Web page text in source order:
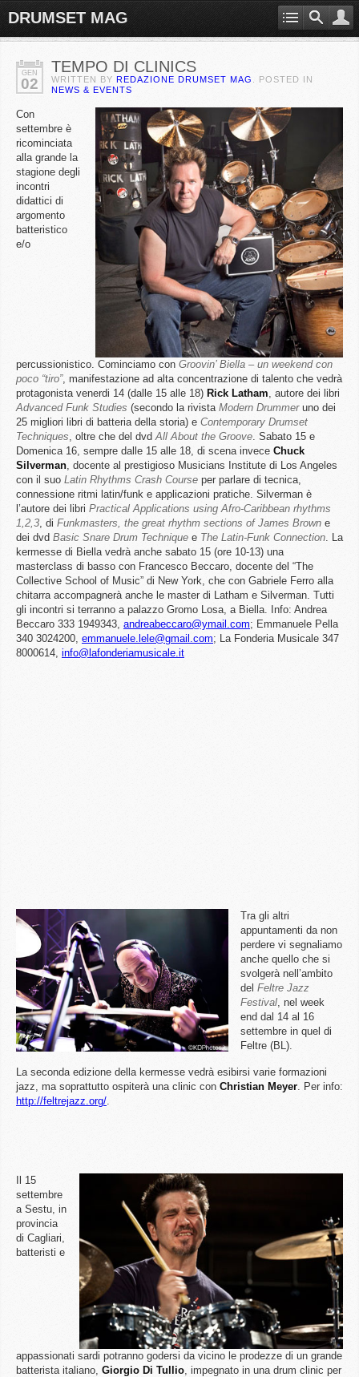
DRUMSET MAG
GEN
02
TEMPO DI CLINICS
WRITTEN BY REDAZIONE DRUMSET MAG
. POSTED IN
NEWS & EVENTS
Con
settembre è
ricominciata
alla grande la
stagione degli
incontri
didattici di
argomento
batteristico
e/o
percussionistico. Cominciamo con Groovin’ Biella – un weekend con
poco “tiro”, manifestazione ad alta concentrazione di talento che vedrà
protagonista venerdi 14 (dalle 15 alle 18) Rick Latham, autore dei libri
Advanced Funk Studies (secondo la rivista Modern Drummer uno dei
25 migliori libri di batteria della storia) e Contemporary Drumset
Techniques, oltre che del dvdAll About the Groove. Sabato 15 e
Domenica 16, sempre dalle 15 alle 18, di scena invece Chuck
Silverman, docente al prestigioso Musicians Institute di Los Angeles
con il suo Latin Rhythms Crash Course per parlare di tecnica,
connessione ritmi latin/funk e applicazioni pratiche. Silverman è
l’autore dei libri Practical Applications using Afro-Caribbean rhythms
1,2,3, di Funkmasters, the great rhythm sections of James Brown e
dei dvd Basic Snare Drum Technique e The Latin-Funk Connection. La
kermesse di Biella vedrà anche sabato 15 (ore 10-13) una
masterclass di basso con Francesco Beccaro, docente del “The
Collective School of Music” di New York, che con Gabriele Ferro alla
chitarra accompagnerà anche le master di Latham e Silverman. Tutti
gli incontri si terranno a palazzo Gromo Losa, a Biella. Info: Andrea
Beccaro 333 1949343, andreabeccaro@ymail.com; Emmanuele Pella
340 3024200, emmanuele.lele@gmail.com; La Fonderia Musicale 347
8000614, info@lafonderiamusicale.it
Tra gli altri
appuntamenti da non
perdere vi segnaliamo
anche quello che si
svolgerà nell’ambito
del Feltre Jazz
Festival, nel week
end dal 14 al 16
settembre in quel di
Feltre (BL).
La seconda edizione della kermesse vedrà esibirsi varie formazioni
jazz, ma soprattutto ospiterà una clinic con Christian Meyer. Per info:
http://feltrejazz.org/.
Il 15
settembre
a Sestu, in
provincia
di Cagliari,
batteristi e
appassionati sardi potranno godersi da vicino le prodezze di un grande
batterista italiano, Giorgio Di Tullio, impegnato in una drum clinic per